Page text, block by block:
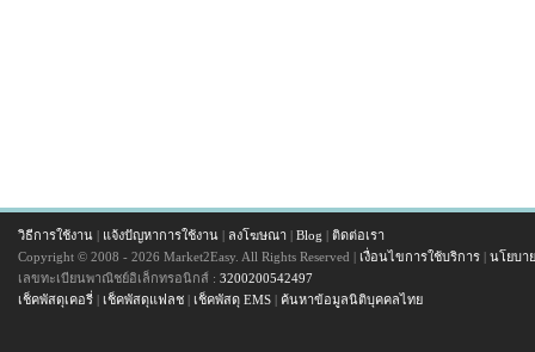
วิธีการใช้งาน | แจ้งปัญหาการใช้งาน | ลงโฆษณา | Blog | ติดต่อเรา
Copyright © 2008 - 2026 Market2Easy. All Rights Reserved | เงื่อนไขการใช้บริการ | นโยบา
เลขทะเบียนพาณิชย์อิเล็กทรอนิกส์ : 3200200542497
เช็คพัสดุเคอรี่ | เช็คพัสดุแฟลช | เช็คพัสดุ EMS | ค้นหาข้อมูลนิติบุคคลไทย